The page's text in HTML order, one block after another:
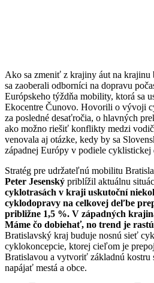
Ako sa zmeniť z krajiny áut na
sa zaoberali odborníci na dopravu
Európskeho týždňa mobility, ktorá sa
Ekocentre Čunovo. Hovorili o vývoji
za posledné desaťročia, o hlavných
ako možno riešiť konflikty medzi
venovala aj otázke, kedy by sa
západnej Európy v podiele cyklistickej
Stratég pre udržateľnú mobilitu
Peter Jesenský priblížil aktuálnu
cyklotrasách v kraji uskutoční
cyklodopravy na celkovej deľbe
približne 1,5 %. V západných
Máme čo dobiehať, no trend je
Bratislavský kraj buduje nosnú sieť
cyklokoncepcie, ktorej cieľom je
Bratislavou a vytvoriť základnú kostru
napájať mestá a obce.